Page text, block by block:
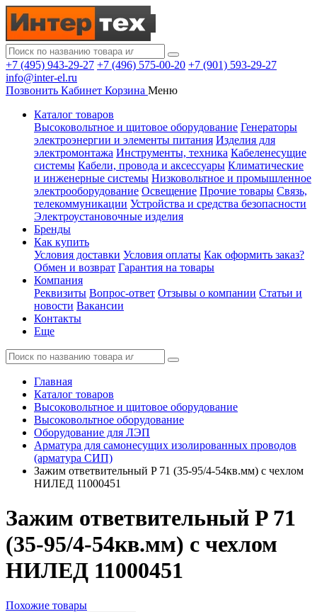
+7 (495) 943-29-27 +7 (496) 575-00-20 +7 (901) 593-29-27
info@inter-el.ru
Позвонить Кабинет Корзина Меню
Каталог товаров
Высоковольтное и щитовое оборудование Генераторы
электроэнергии и элементы питания Изделия для
электромонтажа Инструменты, техника Кабеленесущие
системы Кабели, провода и аксессуары Климатические
и инженерные системы Низковольтное и промышленное
электрооборудование Освещение Прочие товары Связь,
телекоммуникации Устройства и средства безопасности
Электроустановочные изделия
Бренды
Как купить
Условия доставки Условия оплаты Как оформить заказ?
Обмен и возврат Гарантия на товары
Компания
Реквизиты Вопрос-ответ Отзывы о компании Статьи и
новости Вакансии
Контакты
Еще
Главная
Каталог товаров
Высоковольтное и щитовое оборудование
Высоковольтное оборудование
Оборудование для ЛЭП
Арматура для самонесущих изолированных проводов
(арматура СИП)
Зажим ответвительный P 71 (35-95/4-54кв.мм) с чехлом
НИЛЕД 11000451
Зажим ответвительный P 71
(35-95/4-54кв.мм) с чехлом
НИЛЕД 11000451
Похожие товары